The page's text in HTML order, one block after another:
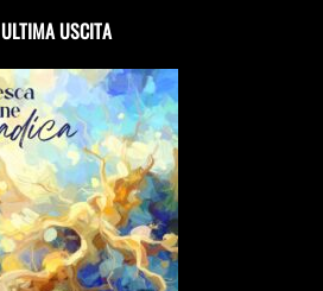
ULTIMA USCITA